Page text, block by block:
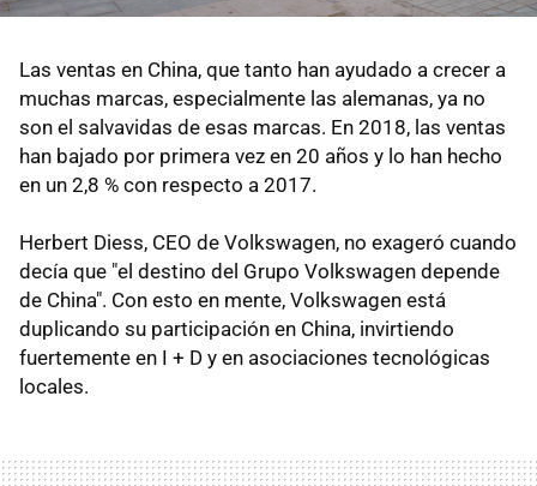
Las ventas en China, que tanto han ayudado a crecer a
muchas marcas, especialmente las alemanas, ya no
son el salvavidas de esas marcas. En 2018, las ventas
han bajado por primera vez en 20 años y lo han hecho
en un 2,8 % con respecto a 2017.
Herbert Diess, CEO de Volkswagen, no exageró cuando
decía que "el destino del Grupo Volkswagen depende
de China". Con esto en mente, Volkswagen está
duplicando su participación en China, invirtiendo
fuertemente en I + D y en asociaciones tecnológicas
locales.